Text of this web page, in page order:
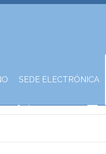
SEDE ELECTRÓNICA